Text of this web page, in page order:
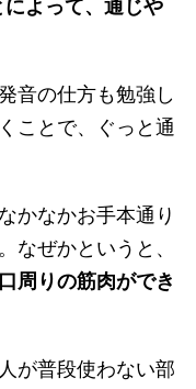
よって、通じや
音の仕方も勉強し
ことで、ぐっと通
かなかお手本通り
なぜかというと、
周りの筋肉ができ
が普段使わない部